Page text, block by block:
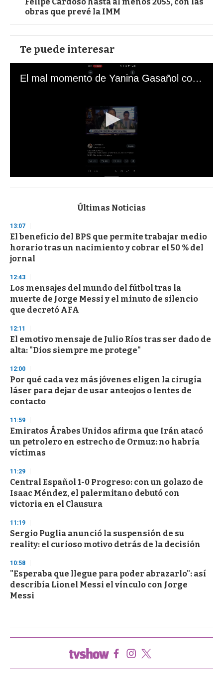
obras que prevé la IMM
Te puede interesar
El mal momento de Yanina Gasañol con un hincha argentino en "Subrayado"
s
d
s
o
f
3
s
e
c
o
n
d
Últimas Noticias
13:07
El beneficio del BPS que permite trabajar medio
horario tras un nacimiento y cobrar el 50 % del
jornal
12:43
Los mensajes del mundo del fútbol tras la
muerte de Jorge Messi y el minuto de silencio
que decretó AFA
12:11
El emotivo mensaje de Julio Ríos tras ser dado de
alta: "Dios siempre me protege"
12:00
Por qué cada vez más jóvenes eligen la cirugía
láser para dejar de usar anteojos o lentes de
contacto
11:59
Emiratos Árabes Unidos afirma que Irán atacó
un petrolero en estrecho de Ormuz: no habría
víctimas
11:29
Central Español 1-0 Progreso: con un golazo de
Isaac Méndez, el palermitano debutó con
victoria en el Clausura
11:19
Sergio Puglia anunció la suspensión de su
reality: el curioso motivo detrás de la decisión
10:58
"Esperaba que llegue para poder abrazarlo": así
describía Lionel Messi el vínculo con Jorge
Messi